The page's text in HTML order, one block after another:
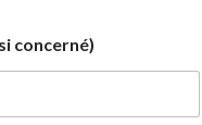
concerné)